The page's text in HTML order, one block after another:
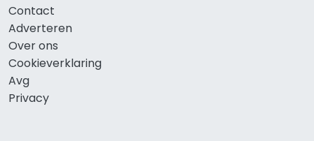
Contact
Adverteren
Over ons
Cookieverklaring
Avg
Privacy